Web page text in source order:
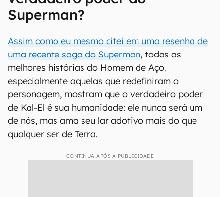
Superman?
Assim como eu mesmo citei em uma resenha de
uma recente saga do Superman, todas as
melhores histórias do Homem de Aço,
especialmente aquelas que redefiniram o
personagem, mostram que o verdadeiro poder
de Kal-El é sua humanidade: ele nunca será um
de nós, mas ama seu lar adotivo mais do que
qualquer ser de Terra.
CONTINUA APÓS A PUBLICIDADE